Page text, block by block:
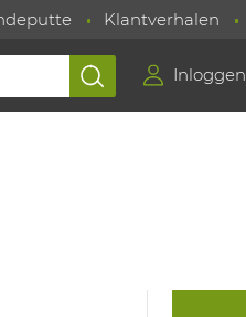
Klantverhalen
Inloggen